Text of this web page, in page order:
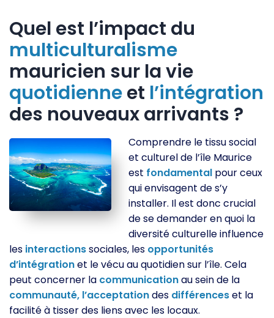
Quel est l’impact du
multiculturalisme
mauricien sur la vie
quotidienneet l’intégration
des nouveaux arrivants ?
Comprendre le tissu social
et culturel de l’île Maurice
est fondamental pour ceux
qui envisagent de s’y
installer. Il est donc crucial
de se demander en quoi la
diversité culturelle influence
les interactionssociales, les opportunités
d’intégrationet le vécu au quotidien sur l’île. Cela
peut concerner la communicationau sein de la
communauté, l’acceptationdes différenceset la
facilité à tisser des liens avec les locaux.